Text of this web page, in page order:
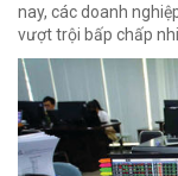
nay, các doanh
vượt trội bấp chấp